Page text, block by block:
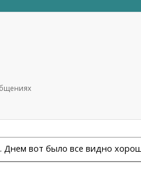
Днем вот было все видно